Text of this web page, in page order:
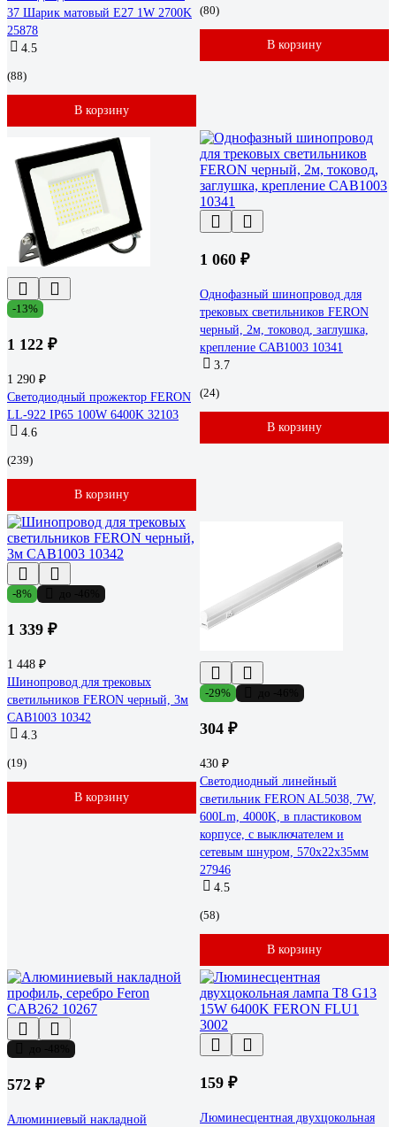
37 Шарик матовый E27 1W 2700K
25878
4.5
(88)
В корзину
(80)
В корзину
-13%
1 122 ₽
1 290 ₽
Светодиодный прожектор FERON
LL-922 IP65 100W 6400K 32103
4.6
(239)
В корзину
1 060 ₽
Однофазный шинопровод для
трековых светильников FERON
черный, 2м, токовод, заглушка,
крепление CAB1003 10341
3.7
(24)
В корзину
-8%
1 339 ₽
1 448 ₽
Шинопровод для трековых
светильников FERON черный, 3м
CAB1003 10342
4.3
(19)
В корзину
-29%
304 ₽
430 ₽
Светодиодный линейный
светильник FERON AL5038, 7W,
600Lm, 4000K, в пластиковом
корпусе, с выключателем и
сетевым шнуром, 570х22х35мм
27946
4.5
(58)
В корзину
572 ₽
Алюминиевый накладной
159 ₽
Люминесцентная двухцокольная